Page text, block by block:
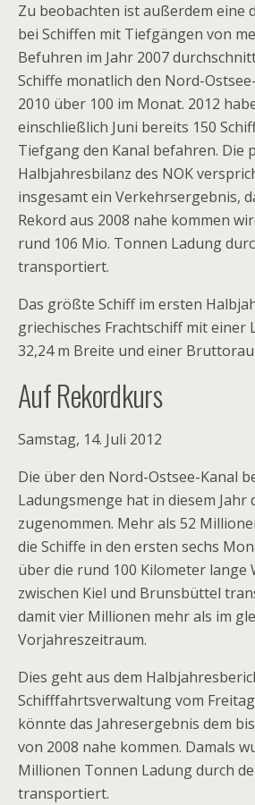
Zu beobachten ist außerdem eine
bei Schiffen mit Tiefgängen von
Befuhren im Jahr 2007
Schiffe monatlich den Nord-
2010 über 100 im Monat. 2012
einschließlich Juni bereits 150
Tiefgang den Kanal befahren. Die
Halbjahresbilanz des NOK
insgesamt ein Verkehrsergebnis,
Rekord aus 2008 nahe kommen
rund 106 Mio. Tonnen Ladung
transportiert.
Das größte Schiff im ersten
griechisches Frachtschiff mit einer
32,24 m Breite und einer
Auf Rekordkurs
Samstag, 14. Juli 2012
Die über den Nord-Ostsee-Kanal
Ladungsmenge hat in diesem Jahr
zugenommen. Mehr als 52
die Schiffe in den ersten sechs
über die rund 100 Kilometer lange
zwischen Kiel und Brunsbüttel
damit vier Millionen mehr als im
Vorjahreszeitraum.
Dies geht aus dem
Schifffahrtsverwaltung vom
könnte das Jahresergebnis dem
von 2008 nahe kommen. Damals
Millionen Tonnen Ladung durch
transportiert.